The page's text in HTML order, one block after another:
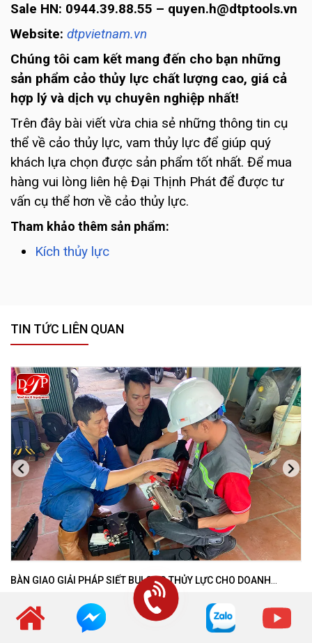
Sale HN: 0944.39.88.55 – quyen.h@dtptools.vn
Website: dtpvietnam.vn
Chúng tôi cam kết mang đến cho bạn những
sản phẩm cảo thủy lực chất lượng cao, giá cả
hợp lý và dịch vụ chuyên nghiệp nhất!
Trên đây bài viết vừa chia sẻ những thông tin cụ
thể về cảo thủy lực, vam thủy lực để giúp quý
khách lựa chọn được sản phẩm tốt nhất. Để mua
hàng vui lòng liên hệ Đại Thịnh Phát để được tư
vấn cụ thể hơn về cảo thủy lực.
Tham khảo thêm sản phẩm:
Kích thủy lực
TIN TỨC LIÊN QUAN
BÀN GIAO GIẢI PHÁP SIẾT BULONG THỦY LỰC CHO DOANH
NGHIỆP CHUYÊN BẢO TRÌ VÀ THI CÔNG CÁC DỰ ÁN OFFSHORE
03 Tháng 08, 2026 Tin trong nghành
Bàn giao giải pháp siết bulong thủy lực gồm cờ lê thủy lực TorcUP